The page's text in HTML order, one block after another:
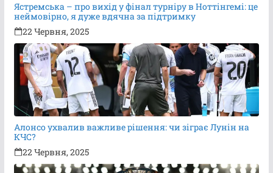
Ястремська – про вихід у фінал турніру в Ноттінгемі: це
неймовірно, я дуже вдячна за підтримку
22 Червня, 2025
Алонсо ухвалив важливе рішення: чи зіграє Лунін на
КЧС?
22 Червня, 2025